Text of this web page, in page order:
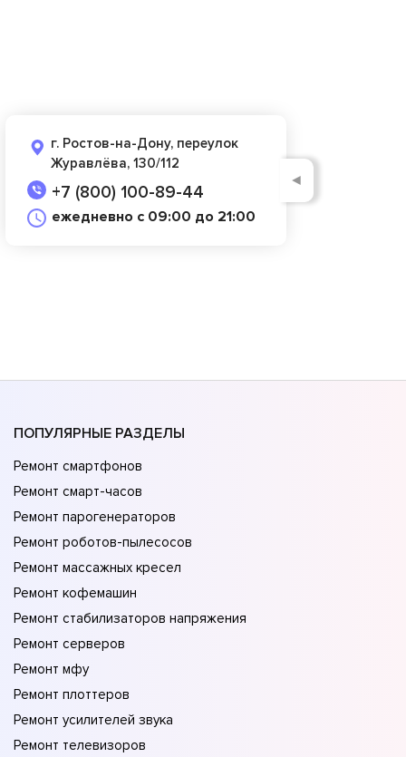
г. Ростов-на-Дону, переулок
Журавлёва, 130/112
+7 (800) 100-89-44
ежедневно с 09:00 до 21:00
◄
ПОПУЛЯРНЫЕ РАЗДЕЛЫ
Ремонт смартфонов
Ремонт смарт-часов
Ремонт парогенераторов
Ремонт роботов-пылесосов
Ремонт массажных кресел
Ремонт кофемашин
Ремонт стабилизаторов напряжения
Ремонт серверов
Ремонт мфу
Ремонт плоттеров
Ремонт усилителей звука
Ремонт телевизоров